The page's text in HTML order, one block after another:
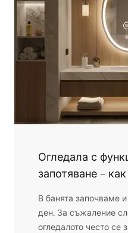
Огледала с
запотяване –
В банята започваме
ден. За съжаление
огледалото често се